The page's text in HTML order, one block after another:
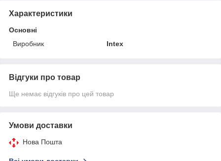
Характеристики
Основні
Виробник
Intex
Відгуки про товар
Ще немає відгуків про цей товар
Умови доставки
Нова Пошта